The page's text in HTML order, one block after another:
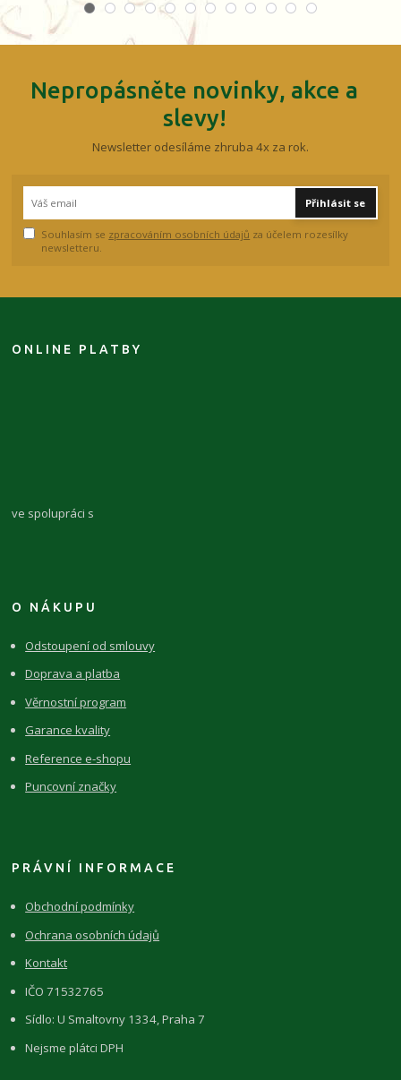
Nepropásněte novinky, akce a
slevy!
Newsletter odesíláme zhruba 4x za rok.
Přihlásit se
Souhlasím se zpracováním osobních údajů za účelem rozesílky
newsletteru.
ONLINE PLATBY
ve spolupráci s
O NÁKUPU
Odstoupení od smlouvy
Doprava a platba
Věrnostní program
Garance kvality
Reference e-shopu
Puncovní značky
PRÁVNÍ INFORMACE
Obchodní podmínky
Ochrana osobních údajů
Kontakt
IČO 71532765
Sídlo: U Smaltovny 1334, Praha 7
Nejsme plátci DPH